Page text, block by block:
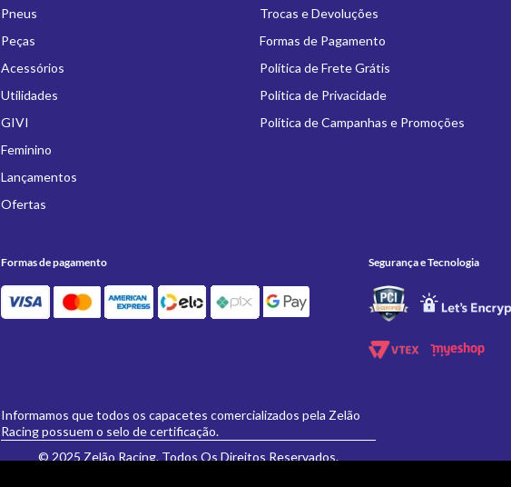
Pneus
Peças
Acessórios
Utilidades
GIVI
Feminino
Lançamentos
Ofertas
Trocas e Devoluções
Formas de Pagamento
Política de Frete Grátis
Política de Privacidade
Política de Campanhas e Promoções
Formas de pagamento Segurança e Tecnologia
Informamos que todos os capacetes comercializados pela Zelão
Racing possuem o selo de certificação.
© 2025 Zelão Racing. Todos Os Direitos Reservados.